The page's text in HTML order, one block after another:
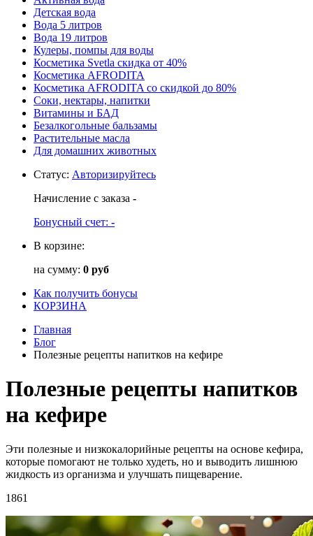
Детская вода
Вода 5 литров
Вода 19 литров
Кулеры, помпы для воды
Косметика Svetla скидка от 40%
Косметика AFRODITA
Косметика AFRODITA со скидкой до 80%
Соки, нектары, напитки
Витамины и БАД
Безалкогольные бальзамы
Растительные масла
Для домашних животных
Статус: Авторизируйтесь
Начисление с заказа -
Бонусный счет: -
В корзине:
на сумму: 0 руб
Как получить бонусы
КОРЗИНА
Главная
Блог
Полезные рецепты напитков на кефире
Полезные рецепты напитков
на кефире
Эти полезные и низкокалорийные рецепты на основе кефира,
которые помогают не только худеть, но и выводить лишнюю
жидкость из организма и улучшать пищеварение.
1861